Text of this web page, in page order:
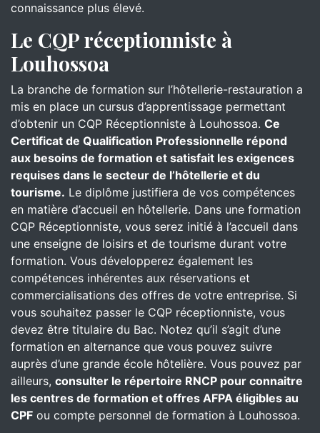
connaissance plus élevé.
Le CQP réceptionniste à
Louhossoa
La branche de formation sur l’hôtellerie-restauration a
mis en place un cursus d’apprentissage permettant
d’obtenir un CQP Réceptionniste à Louhossoa. Ce
Certificat de Qualification Professionnelle répond
aux besoins de formation et satisfait les exigences
requises dans le secteur de l’hôtellerie et du
tourisme. Le diplôme justifiera de vos compétences
en matière d’accueil en hôtellerie. Dans une formation
CQP Réceptionniste, vous serez initié à l’accueil dans
une enseigne de loisirs et de tourisme durant votre
formation. Vous développerez également les
compétences inhérentes aux réservations et
commercialisations des offres de votre entreprise. Si
vous souhaitez passer le CQP réceptionniste, vous
devez être titulaire du Bac. Notez qu’il s’agit d’une
formation en alternance que vous pouvez suivre
auprès d’une grande école hôtelière. Vous pouvez par
ailleurs, consulter le répertoire RNCP pour connaitre
les centres de formation et offres AFPA éligibles au
CPF ou compte personnel de formation à Louhossoa.